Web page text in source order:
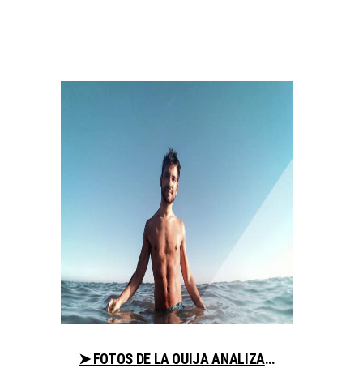
➤ FOTOS DE LA OUIJA ANALIZA PRECIOS PARA COMPRAR CON LIBRERIAESOTERICA.NET